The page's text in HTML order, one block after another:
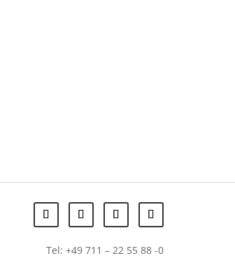
Tel: +49 711 – 22 55 88 -0